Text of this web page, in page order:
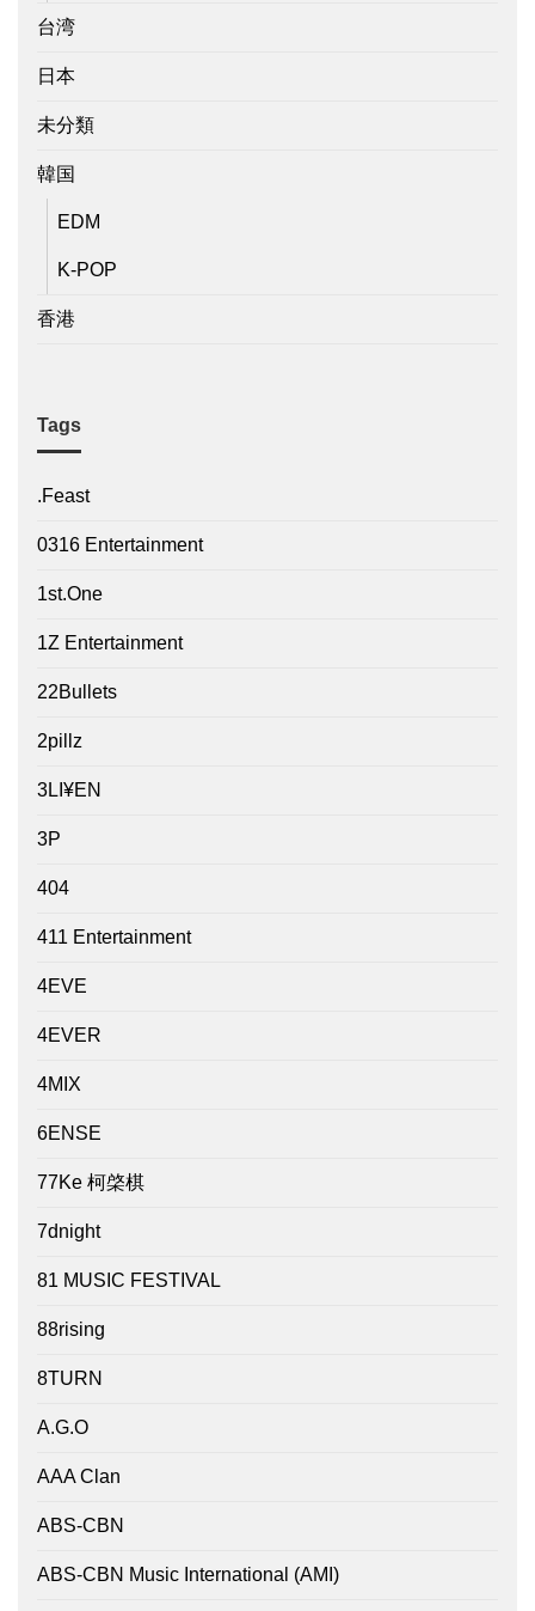
台湾
日本
未分類
韓国
EDM
K-POP
香港
Tags
.Feast
0316 Entertainment
1st.One
1Z Entertainment
22Bullets
2pillz
3LI¥EN
3P
404
411 Entertainment
4EVE
4EVER
4MIX
6ENSE
77Ke 柯棨棋
7dnight
81 MUSIC FESTIVAL
88rising
8TURN
A.G.O
AAA Clan
ABS-CBN
ABS-CBN Music International (AMI)